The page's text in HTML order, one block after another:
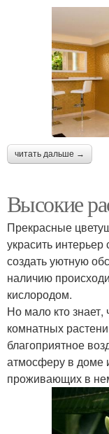
читать дальше →
Высокие
Прекрасные
украсить
создать уютную
наличию
кислородом.
Но мало кто знает,
комнатных
благоприятное
атмосферу в доме
проживающих в